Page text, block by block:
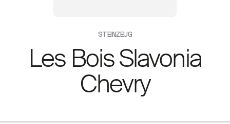
STEINZEUG
Les Bois Slavonia
Chevry